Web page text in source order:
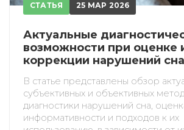
СТАТЬЯ 25 МАР 2026
Актуальные
возможности при оценке
коррекции нарушений сна
В статье представлены обзор
субъективных и объективных
диагностики нарушений сна,
информативности и подходов к их